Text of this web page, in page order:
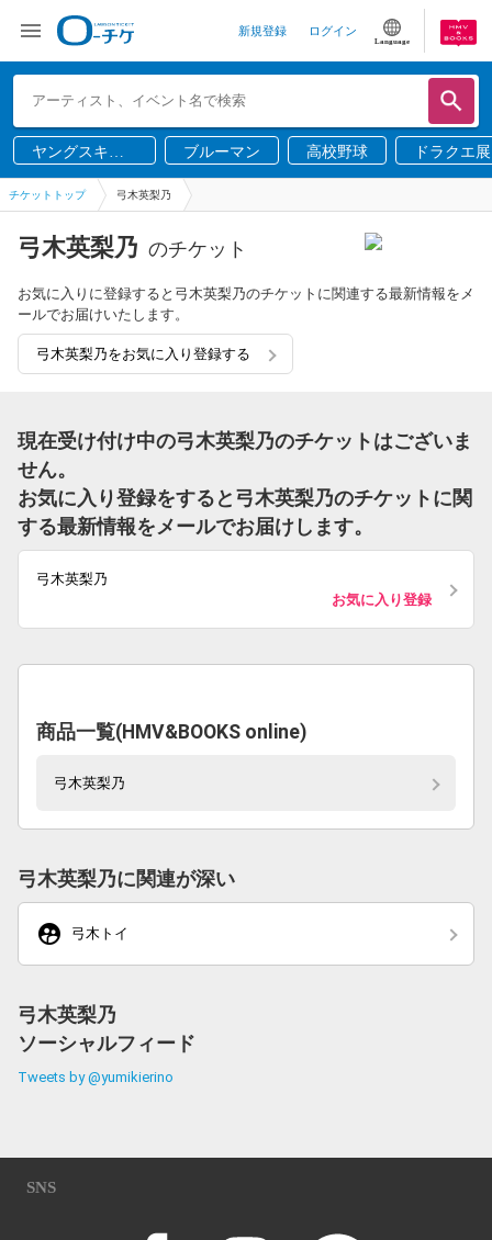
新規登録 ログイン
Language
ヤングスキニ
ー
ブルーマン 高校野球 ドラクエ展
チケットトップ 弓木英梨乃
弓木英梨乃 のチケット
お気に入りに登録すると弓木英梨乃のチケットに関連する最新情報をメ
ールでお届けいたします。
弓木英梨乃をお気に入り登録する
現在受け付け中の弓木英梨乃のチケットはございま
せん。
お気に入り登録をすると弓木英梨乃のチケットに関
する最新情報をメールでお届けします。
弓木英梨乃
お気に入り登録
商品一覧(HMV&BOOKS online)
弓木英梨乃
弓木英梨乃に関連が深い
supervised_user_circle 弓木トイ
弓木英梨乃
ソーシャルフィード
Tweets by @yumikierino
SNS